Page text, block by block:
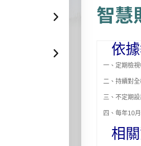
智慧
依
一、定期檢
二、持續對
三、不定期
四、每年10
相